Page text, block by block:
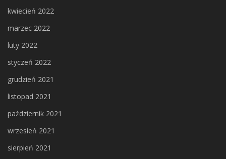
kwiecień 2022
marzec 2022
luty 2022
styczeń 2022
grudzień 2021
listopad 2021
październik 2021
wrzesień 2021
sierpień 2021